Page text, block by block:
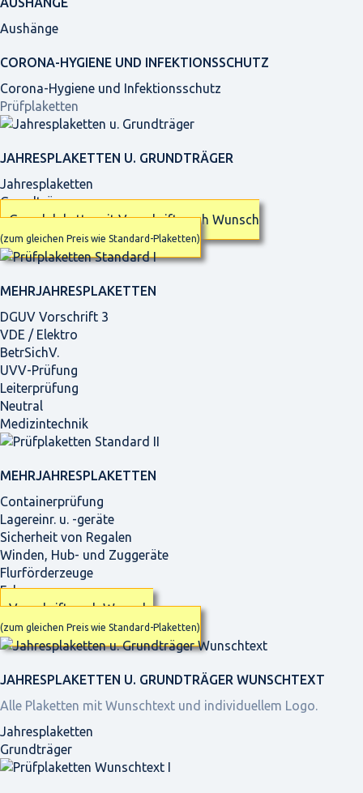
Aushänge
CORONA-HYGIENE UND INFEKTIONSSCHUTZ
Corona-Hygiene und Infektionsschutz
Prüfplaketten
JAHRES­PLAKETTEN U. GRUNDTRÄGER
Jahresplaketten
Grundträger
Grundplakette mit Vorschrift nach Wunsch
(zum gleichen Preis wie Standard-Plaketten)
MEHRJAHRES­PLAKETTEN
DGUV Vorschrift 3
VDE / Elektro
BetrSichV.
UVV-Prüfung
Leiterprüfung
Neutral
Medizintechnik
MEHRJAHRES­PLAKETTEN
Containerprüfung
Lagereinr. u. -geräte
Sicherheit von Regalen
Winden, Hub- und Zuggeräte
Flurförderzeuge
Fahrzeuge
Vorschrift nach Wunsch
(zum gleichen Preis wie Standard-Plaketten)
JAHRES­PLAKETTEN U. GRUNDTRÄGER WUNSCHTEXT
Alle Plaketten mit Wunschtext und individuellem Logo.
Jahresplaketten
Grundträger